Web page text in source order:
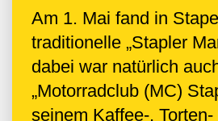
Am 1. Mai fand in
traditionelle „Stapler
dabei war natürlich
„Motorradclub (MC)
seinem Kaffee-, Torten-